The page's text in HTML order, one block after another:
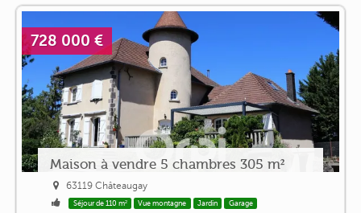
728 000 €
Maison à vendre 5 chambres 305 m²
63119 Châteaugay
Séjour de 110 m² Vue montagne Jardin Garage